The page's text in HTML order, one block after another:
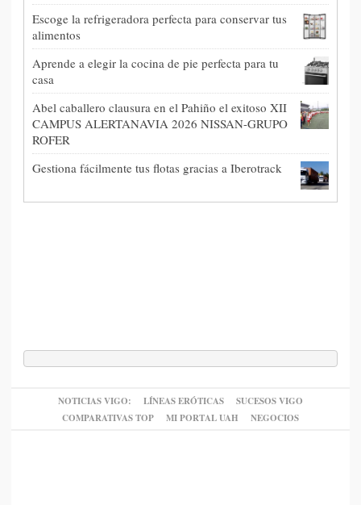
Escoge la refrigeradora perfecta para conservar tus
alimentos
Aprende a elegir la cocina de pie perfecta para tu
casa
Abel caballero clausura en el Pahiño el exitoso XII
CAMPUS ALERTANAVIA 2026 NISSAN-GRUPO
ROFER
Gestiona fácilmente tus flotas gracias a Iberotrack
NOTICIAS VIGO: LÍNEAS ERÓTICAS
SUCESOS VIGO
COMPARATIVAS TOP
MI PORTAL UAH NEGOCIOS